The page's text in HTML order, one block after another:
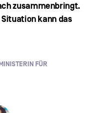
zusammenbringt.
kann das
FÜR